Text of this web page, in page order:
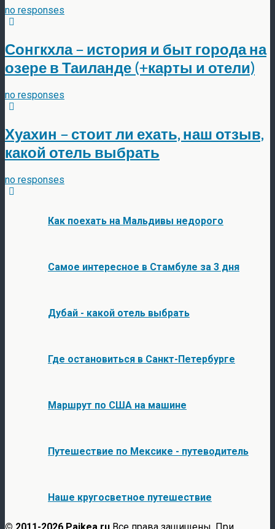
no responses
Сонгкхла – история и быт города на
озере в Таиланде (+карты и отели)
no responses
Хуахин – стоит ли ехать, наш отзыв,
какой отель выбрать
no responses
Как поехать на Мальдивы недорого
Самое интересное в Стамбуле за 3 дня
Дубай - какой отель выбрать
Где остановиться в Санкт-Петербурге
Маршрут по США на машине
Путешествие по Мексике - путеводитель
Наше кругосветное путешествие